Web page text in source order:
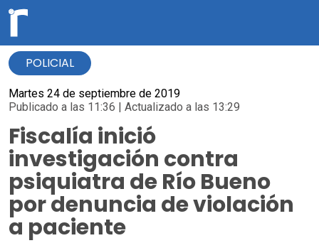
POLICIAL
Martes 24 de septiembre de 2019
Publicado a las 11:36 | Actualizado a las 13:29
Fiscalía inició
investigación contra
psiquiatra de Río Bueno
por denuncia de violación
a paciente